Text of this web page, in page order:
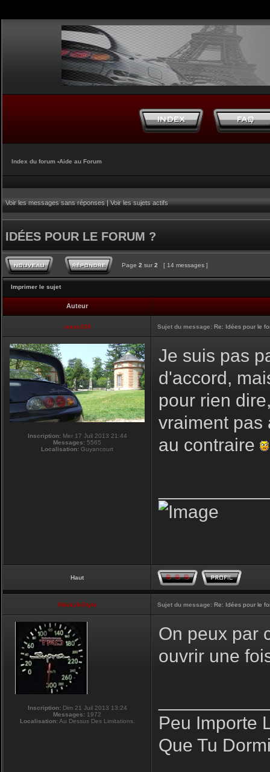
Index du forum ‹Aide au Forum
Voir les messages sans réponses|Voir les sujets actifs
IDÉES POUR LE FORUM ?
Page 2 sur 2 [ 14 messages ]
Imprimer le sujet
Auteur
vmax330 Sujet du message: Re: Idées pour le
Inscription:Mer 17 Juil 2013 21:44
Messages: 5565
Localisation: Guyancourt
Je suis pas
d'accord,
pour rien
vraiment pas
au contraire
Haut
NikoLifeStyle Sujet du message: Re: Idées pour le
Inscription:Dim 21 Juil 2013 13:24
Messages: 1972
Localisation:Au Dessus Des Limitations.
On peux par
ouvrir une
Peu Importe
Que Tu